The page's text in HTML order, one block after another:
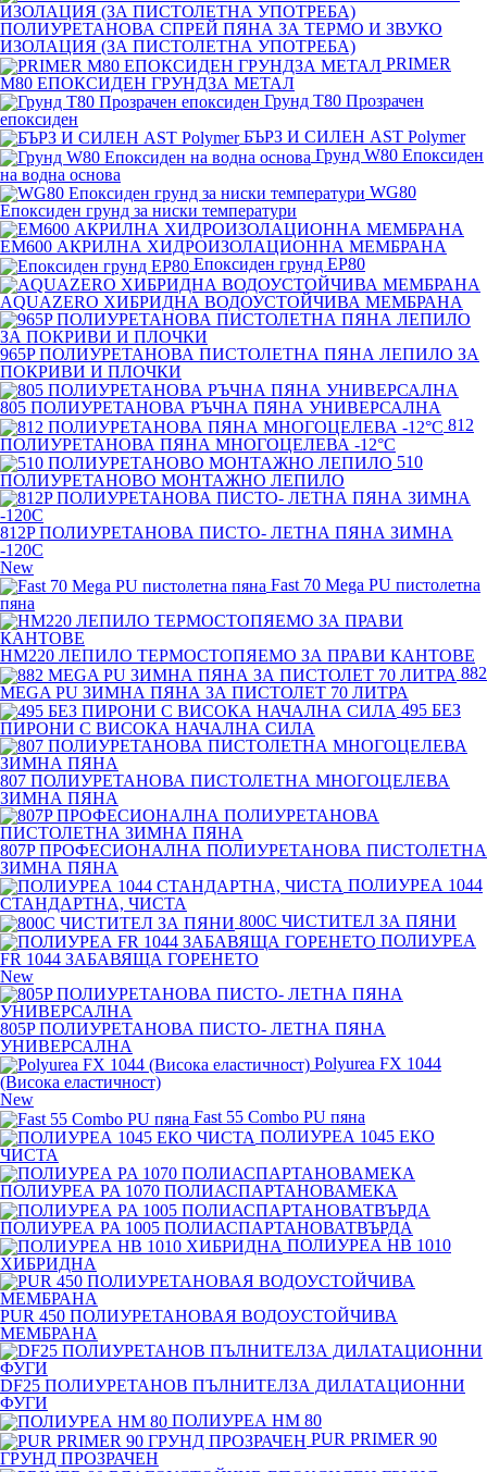
ПОЛИУРЕТАНОВА СПРЕЙ ПЯНА ЗА ТЕРМО И ЗВУКО
ИЗОЛАЦИЯ (ЗА ПИСТОЛЕТНА УПОТРЕБА)
PRIMER
M80 ЕПОКСИДЕН ГРУНДЗА МЕТАЛ
Грунд Т80 Прозрачен
епоксиден
БЪРЗ И СИЛЕН AST Polymer
Грунд W80 Епоксиден
на водна основа
WG80
Епоксиден грунд за ниски температури
EM600 АКРИЛНА ХИДРОИЗОЛАЦИОННА МЕМБРАНА
Епоксиден грунд EP80
AQUAZERO ХИБРИДНА ВОДОУСТОЙЧИВА МЕМБРАНА
965P ПОЛИУРЕТАНОВА ПИСТОЛЕТНА ПЯНА ЛЕПИЛО ЗА
ПОКРИВИ И ПЛОЧКИ
805 ПОЛИУРЕТАНОВА РЪЧНА ПЯНА УНИВЕРСАЛНА
812
ПОЛИУРЕТАНОВА ПЯНА МНОГОЦЕЛЕВА -12°C
510
ПОЛИУРЕТАНОВО МОНТАЖНО ЛЕПИЛО
812P ПОЛИУРЕТАНОВА ПИСТО- ЛЕТНА ПЯНА ЗИМНА
-120С
New
Fast 70 Mega PU пистолетна
пяна
HM220 ЛЕПИЛО ТЕРМОСТОПЯЕМО ЗА ПРАВИ КАНТОВЕ
882
MEGA PU ЗИМНА ПЯНА ЗА ПИСТОЛЕТ 70 ЛИТРА
495 БЕЗ
ПИРОНИ С ВИСОКА НАЧАЛНА СИЛА
807 ПОЛИУРЕТАНОВА ПИСТОЛЕТНА МНОГОЦЕЛЕВА
ЗИМНА ПЯНА
807P ПРОФЕСИОНАЛНА ПОЛИУРЕТАНОВА ПИСТОЛЕТНА
ЗИМНА ПЯНА
ПОЛИУРЕА 1044
СТАНДАРТНА, ЧИСТА
800C ЧИСТИТЕЛ ЗА ПЯНИ
ПОЛИУРЕА
FR 1044 ЗАБАВЯЩА ГОРЕНЕТО
New
805P ПОЛИУРЕТАНОВА ПИСТО- ЛЕТНА ПЯНА
УНИВЕРСАЛНА
Polyurea FX 1044
(Висока еластичност)
New
Fast 55 Combo PU пяна
ПОЛИУРЕА 1045 ЕКО
ЧИСТА
ПОЛИУРЕА PA 1070 ПОЛИАСПАРТАНОВАМЕКА
ПОЛИУРЕА PA 1005 ПОЛИАСПАРТАНОВАТВЪРДА
ПОЛИУРЕА HB 1010
ХИБРИДНА
PUR 450 ПОЛИУРЕТАНОВАЯ ВОДОУСТОЙЧИВА
МЕМБРАНА
DF25 ПОЛИУРЕТАНОВ ПЪЛНИТЕЛЗА ДИЛАТАЦИОННИ
ФУГИ
ПОЛИУРЕА HM 80
PUR PRIMER 90
ГРУНД ПРОЗРАЧЕН